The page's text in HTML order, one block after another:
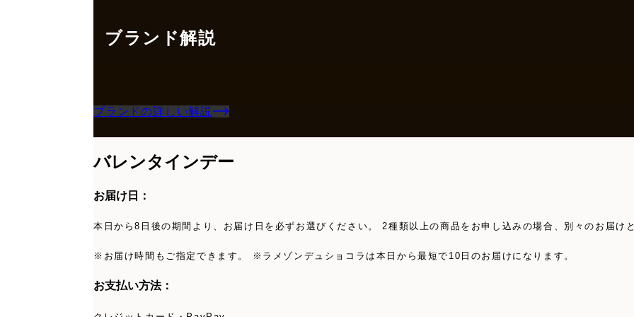
ブランド解説
ブランドの詳しい解説
バレンタインデー
お届け日：
本日から8日後の期間より、お届け日を必ずお選びください。 2種類以上の商品をお申し込みの場合、別々のお届け
※お届け時間もご指定できます。 ※ラメゾンデュショコラは本日から最短で10日のお届けになります。
お支払い方法：